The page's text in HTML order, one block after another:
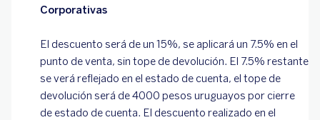
Corporativas
El descuento será de un 15%, se aplicará un 7.5% en el
punto de venta, sin tope de devolución. El 7.5% restante
se verá reflejado en el estado de cuenta, el tope de
devolución será de 4000 pesos uruguayos por cierre
de estado de cuenta. El descuento realizado en el